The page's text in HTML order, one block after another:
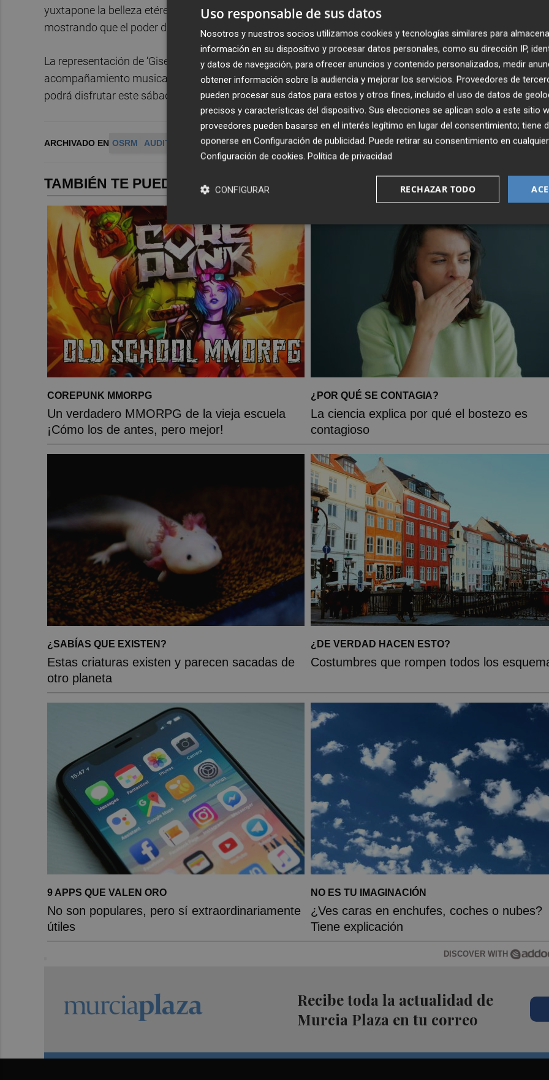
yuxtapone la belleza etérea del mundo sobrenatural con la dura realidad de las emociones humanas,
mostrando que el poder del amor puede trascender incluso la muerte.
La representación de ‘Giselle’ del Ballet de Barcelona, con dirección de Chase Johnsey y con el
acompañamiento musical de la Orquesta Sinfónica de la Región de Murcia, con Daniel Capps a la batuta,
podrá disfrutar este sábado, 13 de junio, a las 20:00 horas.
ARCHIVADO EN OSRM AUDITORIO VÍCTOR VILLEGAS MURCIA
TAMBIÉN TE PUEDE INTERESAR
COREPUNK MMORPG
Un verdadero MMORPG de la vieja escuela
¡Cómo los de antes, pero mejor!
¿POR QUÉ SE CONTAGIA?
La ciencia explica por qué el bostezo es
contagioso
¿SABÍAS QUE EXISTEN?
Estas criaturas existen y parecen sacadas de
otro planeta
¿DE VERDAD HACEN ESTO?
Costumbres que rompen todos los
9 APPS QUE VALEN ORO
No son populares, pero sí extraordinariamente
útiles
NO ES TU IMAGINACIÓN
¿Ves caras en enchufes, coches o nubes?
Tiene explicación
DISCOVER WITH
Recibe toda la actualidad de
Murcia Plaza en tu correo
Uso responsable de sus datos
Nosotros y nuestros socios utilizamos cookies y tecnologías similares para
información en su dispositivo y procesar datos personales, como su dirección IP,
y datos de navegación, para ofrecer anuncios y contenido personalizados, medir
obtener información sobre la audiencia y mejorar los servicios. Proveedores de
pueden procesar sus datos para estos y otros fines, incluido el uso de datos de
precisos y características del dispositivo. Sus elecciones se aplican solo a este sitio
proveedores pueden basarse en el interés legítimo en lugar del consentimiento; tiene
oponerse en Configuración de publicidad. Puede retirar su consentimiento en
Configuración de cookies. Política de privacidad
RECHAZAR TODO
CONFIGURAR